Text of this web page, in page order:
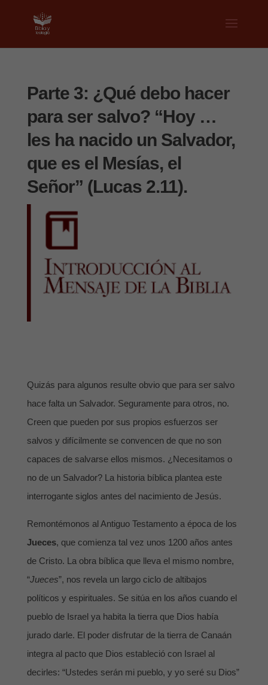
Parte 3: ¿Qué debo hacer
para ser salvo? “Hoy …
les ha nacido un Salvador,
que es el Mesías, el
Señor” (Lucas 2.11).
Quizás para algunos resulte obvio que para ser salvo
hace falta un Salvador. Seguramente para otros, no.
Creen que pueden por sus propios esfuerzos ser
salvos y difícilmente se convencen de que no son
capaces de salvarse ellos mismos. ¿Necesitamos o
no de un Salvador? La historia bíblica plantea este
interrogante siglos antes del nacimiento de Jesús.
Remontémonos al Antiguo Testamento a época de los
Jueces, que comienza tal vez unos 1200 años antes
de Cristo. La obra bíblica que lleva el mismo nombre,
“Jueces”, nos revela un largo ciclo de altibajos
políticos y espirituales. Se sitúa en los años cuando el
pueblo de Israel ya habita la tierra que Dios había
jurado darle. El poder disfrutar de la tierra de Canaán
integra al pacto que Dios estableció con Israel al
decirles: “Ustedes serán mi pueblo, y yo seré su Dios”